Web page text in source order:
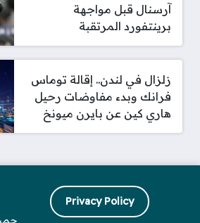
آرسنال قبل مواجهة
برينتفورد المرتقبة
زلزال في لندن.. إقالة توماس
فرانك وبدء مفاوضات رحيل
هاري كين عن بايرن ميونخ
Privacy Policy